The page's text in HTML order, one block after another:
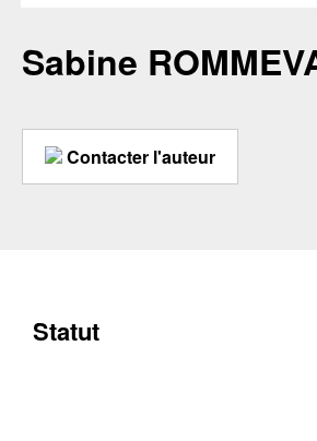
Sabine
Contacter l'auteur
Statut